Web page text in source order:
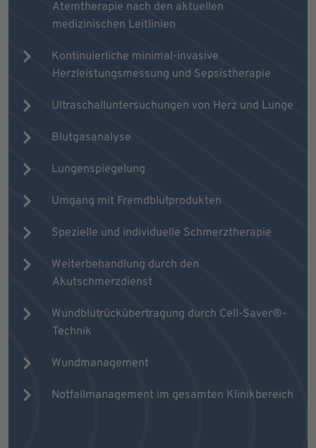
Atemtherapie nach den aktuellen
medizinischen Leitlinien
Kontinuierliche minimal-invasive
Herzleistungsmessung und Sepsistherapie
Ultraschalluntersuchungen von Herz und Lunge
Blutgasanalyse
Lungenspiegelung
Umgang mit Fremdblutprodukten
Spezielle und individuelle Schmerztherapie
Weiterbehandlung durch den
Akutschmerzdienst
Wundblutrückübertragung durch Cell-Saver®-
Technik
Wundmanagement
Notfallmanagement im gesamten Klinikbereich